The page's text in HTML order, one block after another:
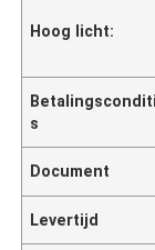
Hoog licht:
s
Document
Levertijd